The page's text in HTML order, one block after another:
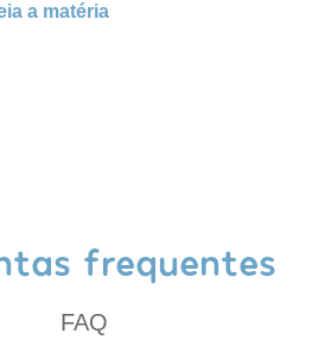
a matéria
frequentes
FAQ